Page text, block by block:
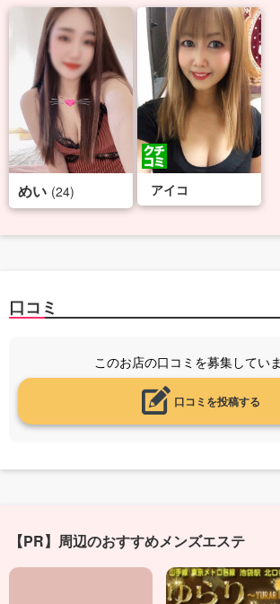
めい (24) アイコ
口コミ
このお店の口コミを募集してい
口コミを投稿する
【PR】周辺のおすすめメンズエステ